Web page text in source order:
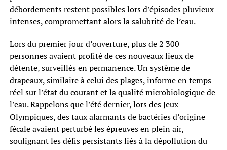
débordements restent possibles lors d’épisodes pluvieux
intenses, compromettant alors la salubrité de l’eau.
Lors du premier jour d’ouverture, plus de 2 300
personnes avaient profité de ces nouveaux lieux de
détente, surveillés en permanence. Un système de
drapeaux, similaire à celui des plages, informe en temps
réel sur l’état du courant et la qualité microbiologique de
l’eau. Rappelons que l’été dernier, lors des Jeux
Olympiques, des taux alarmants de bactéries d’origine
fécale avaient perturbé les épreuves en plein air,
soulignant les défis persistants liés à la dépollution du